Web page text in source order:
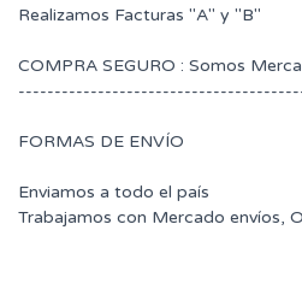
Realizamos Facturas "A" y "B"
COMPRA SEGURO : Somos
FORMAS DE ENVÍO
Enviamos a todo el país
Trabajamos con Mercado envíos,